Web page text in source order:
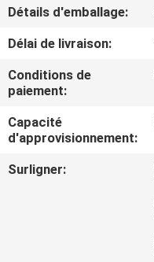
CONTRÔLE
DE
QUALITÉ
CONTACTEZ-
NOUS
Détails d'emballage:
Délai de livraison:
Conditions de
paiement:
Capacité
d'approvisionnement:
Surligner: